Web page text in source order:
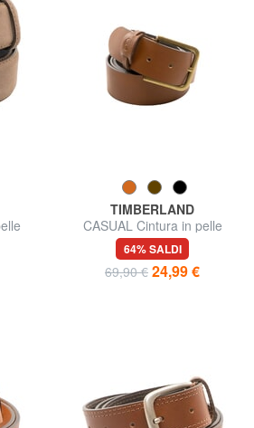
TIMBERLAND
CASUAL Cintura in pelle
accorciabile
64% SALDI
69,90 € 24,99 €